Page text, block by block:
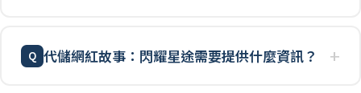
代儲網紅故事：閃耀星途需要提供什麼資訊？